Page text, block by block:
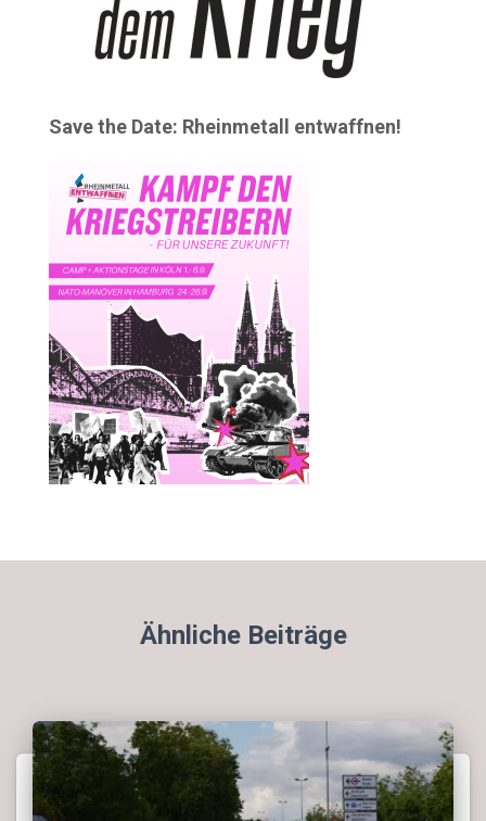
Save the Date: Rheinmetall entwaffnen!
Ähnliche Beiträge